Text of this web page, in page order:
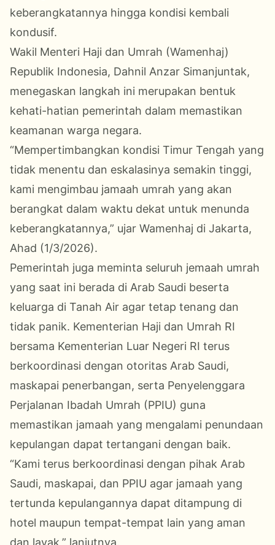
keberangkatannya hingga kondisi kembali
kondusif.
Wakil Menteri Haji dan Umrah (Wamenhaj)
Republik Indonesia, Dahnil Anzar Simanjuntak,
menegaskan langkah ini merupakan bentuk
kehati-hatian pemerintah dalam memastikan
keamanan warga negara.
“Mempertimbangkan kondisi Timur Tengah yang
tidak menentu dan eskalasinya semakin tinggi,
kami mengimbau jamaah umrah yang akan
berangkat dalam waktu dekat untuk menunda
keberangkatannya,” ujar Wamenhaj di Jakarta,
Ahad (1/3/2026).
Pemerintah juga meminta seluruh jemaah umrah
yang saat ini berada di Arab Saudi beserta
keluarga di Tanah Air agar tetap tenang dan
tidak panik. Kementerian Haji dan Umrah RI
bersama Kementerian Luar Negeri RI terus
berkoordinasi dengan otoritas Arab Saudi,
maskapai penerbangan, serta Penyelenggara
Perjalanan Ibadah Umrah (PPIU) guna
memastikan jamaah yang mengalami penundaan
kepulangan dapat tertangani dengan baik.
“Kami terus berkoordinasi dengan pihak Arab
Saudi, maskapai, dan PPIU agar jamaah yang
tertunda kepulangannya dapat ditampung di
hotel maupun tempat-tempat lain yang aman
dan layak,” lanjutnya.